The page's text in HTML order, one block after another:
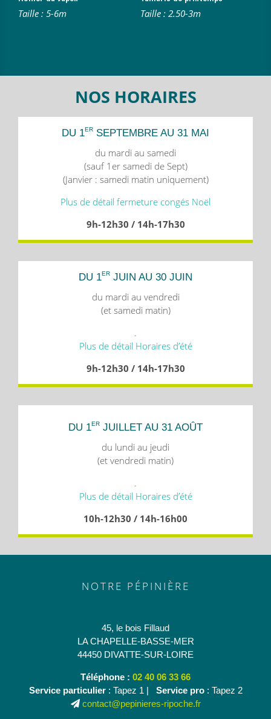
Taille : 5-6m Taille : 2.50-3m
NOS HORAIRES
DU 1ER SEPTEMBRE AU 31 MAI
du mardi au samedi
(sauf 1er samedi de Sept)
(Janvier : samedi matin uniquement)
Plus de détail fermeture congés Noël
9h-12h30 / 14h-17h30
DU 1ER JUIN AU 30 JUIN
du mardi au vendredi
(et samedi matin)
.
Plus de détail Horaires d’été
9h-12h30 / 14h-17h30
DU 1ER JUILLET AU 31 AOÛT
du lundi au jeudi
(et vendredi matin)
.
Plus de détail Horaires d’été
10h-12h30 / 14h-16h00
NOTRE PÉPINIÈRE
45, le bois Fillaud
LA CHAPELLE-BASSE-MER
44450 DIVATTE-SUR-LOIRE
Téléphone : 02 40 06 33 66
Service particulier: Tapez 1 | Service pro: Tapez 2
contact@pepinieres-ripoche.fr